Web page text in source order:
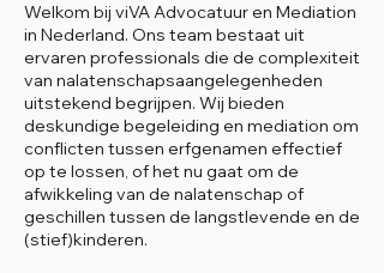
Welkom bij viVA Advocatuur en Mediation
in Nederland. Ons team bestaat uit
ervaren professionals die de complexiteit
van nalatenschapsaangelegenheden
uitstekend begrijpen. Wij bieden
deskundige begeleiding en mediation om
conflicten tussen erfgenamen effectief
op te lossen, of het nu gaat om de
afwikkeling van de nalatenschap of
geschillen tussen de langstlevende en de
(stief)kinderen.